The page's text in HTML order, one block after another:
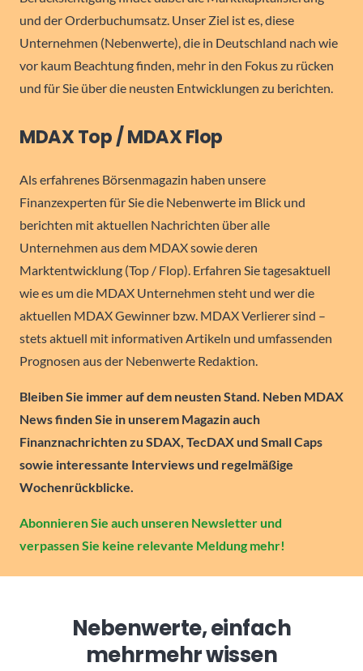
und der Orderbuchumsatz. Unser Ziel ist es, diese
Unternehmen (Nebenwerte), die in Deutschland nach wie
vor kaum Beachtung finden, mehr in den Fokus zu rücken
und für Sie über die neusten Entwicklungen zu berichten.
MDAX Top / MDAX Flop
Als erfahrenes Börsenmagazin haben unsere
Finanzexperten für Sie die Nebenwerte im Blick und
berichten mit aktuellen Nachrichten über alle
Unternehmen aus dem MDAX sowie deren
Marktentwicklung (Top / Flop). Erfahren Sie tagesaktuell
wie es um die MDAX Unternehmen steht und wer die
aktuellen MDAX Gewinner bzw. MDAX Verlierer sind –
stets aktuell mit informativen Artikeln und umfassenden
Prognosen aus der Nebenwerte Redaktion.
Bleiben Sie immer auf dem neusten Stand. Neben MDAX
News finden Sie in unserem Magazin auch
Finanznachrichten zu SDAX, TecDAX und Small Caps
sowie interessante Interviews und regelmäßige
Wochenrückblicke.
Abonnieren Sie auch unseren Newsletter und
verpassen Sie keine relevante Meldung mehr!
Nebenwerte, einfach
mehrmehr wissen